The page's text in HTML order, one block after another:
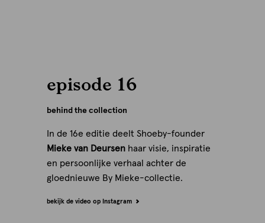
episode 16
behind the collection
In de 16e editie deelt Shoeby-founder
Mieke van Deursen haar visie, inspiratie
en persoonlijke verhaal achter de
gloednieuwe By Mieke-collectie.
bekijk de video op Instagram